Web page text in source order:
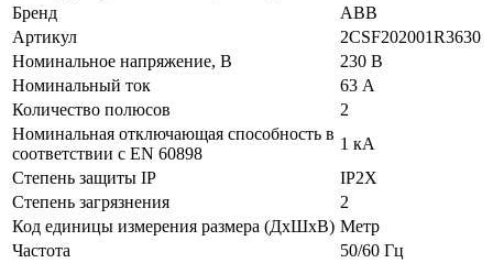
Бренд
ABB
Артикул
2CSF202001R3630
Номинальное напряжение, В
230 В
Номинальный ток
63 А
Количество полюсов
2
Номинальная отключающая способность в
соответствии с EN 60898
1 кА
Степень защиты IP
IP2X
Степень загрязнения
2
Код единицы измерения размера (ДхШхВ) Метр
Частота
50/60 Гц